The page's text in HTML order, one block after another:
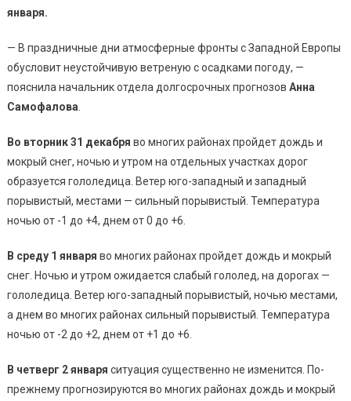
января.
— В праздничные дни атмосферные фронты с Западной Европы
обусловит неустойчивую ветреную с осадками погоду, —
пояснила начальник отдела долгосрочных прогнозов Анна
Самофалова
Во вторник 31 декабря во многих районах пройдет дождь и
мокрый снег, ночью и утром на отдельных участках дорог
образуется гололедица. Ветер юго-западный и западный
порывистый, местами — сильный порывистый. Температура
ночью от -1 до +4, днем от 0 до +6.
В среду 1 января во многих районах пройдет дождь и мокрый
снег. Ночью и утром ожидается слабый гололед, на дорогах —
гололедица. Ветер юго-западный порывистый, ночью местами,
а днем во многих районах сильный порывистый. Температура
ночью от -2 до +2, днем от +1 до +6.
В четверг 2 января ситуация существенно не изменится. По-
прежнему прогнозируются во многих районах дождь и мокрый